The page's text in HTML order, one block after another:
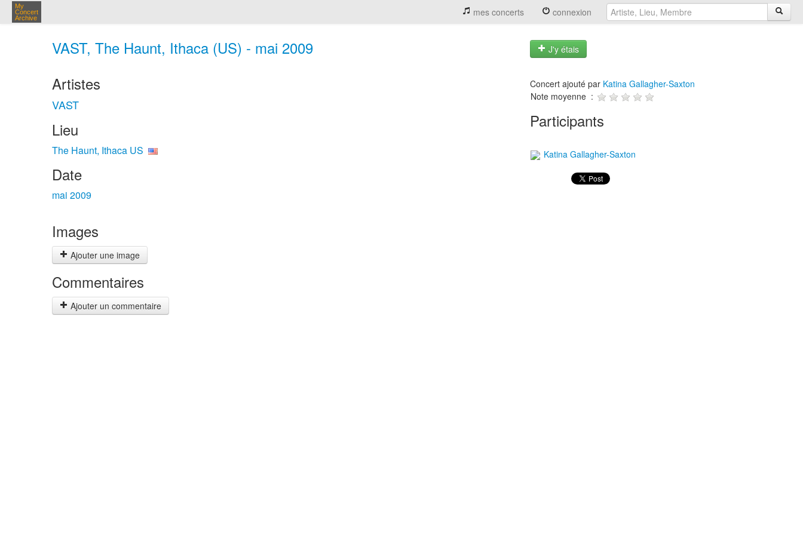
My
Concert
Archive
mes concerts connexion
VAST, The Haunt, Ithaca (US) - mai 2009 J'y étais
Artistes
VAST
Lieu
The Haunt, Ithaca US
Date
mai 2009
Images
Ajouter une image
Commentaires
Ajouter un commentaire
Concert ajouté par Katina Gallagher-Saxton
Note moyenne :
Participants
Katina Gallagher-Saxton